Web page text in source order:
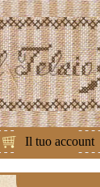
Il tuo account